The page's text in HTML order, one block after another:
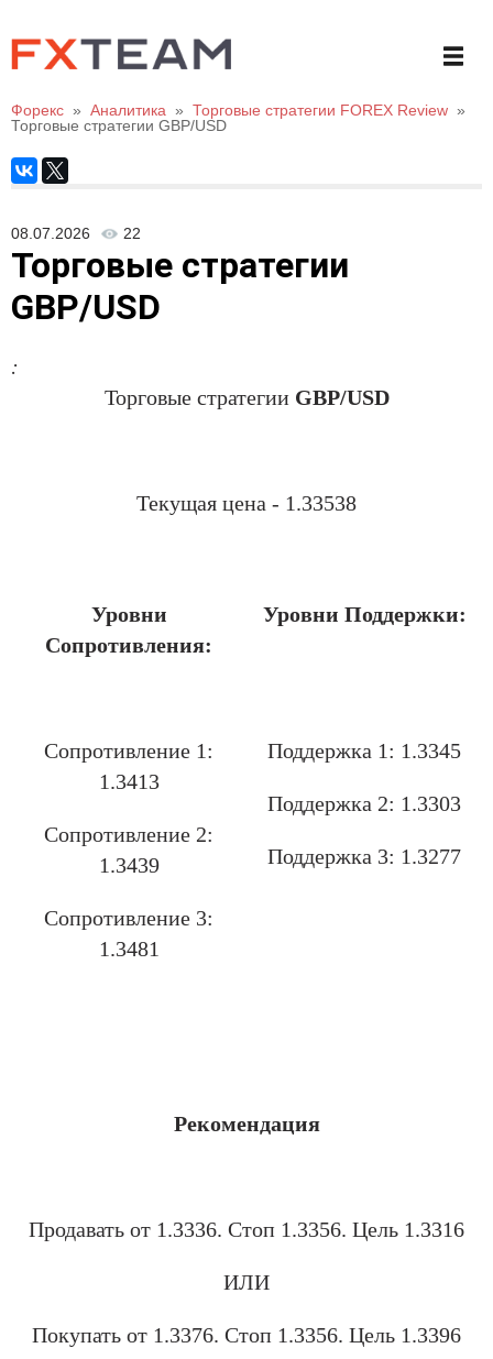
Форекс » Аналитика » Торговые стратегии FOREX Review »
Торговые стратегии GBP/USD
08.07.2026 22
Торговые стратегии
GBP/USD
:
Торговые стратегии GBP/USD
Текущая цена - 1.33538
Уровни
Сопротивления:
Уровни Поддержки:
Сопротивление 1:
1.3413
Сопротивление 2:
1.3439
Сопротивление 3:
1.3481
Поддержка 1: 1.3345
Поддержка 2: 1.3303
Поддержка 3: 1.3277
Рекомендация
Продавать от 1.3336. Стоп 1.3356. Цель 1.3316
ИЛИ
Покупать от 1.3376. Стоп 1.3356. Цель 1.3396